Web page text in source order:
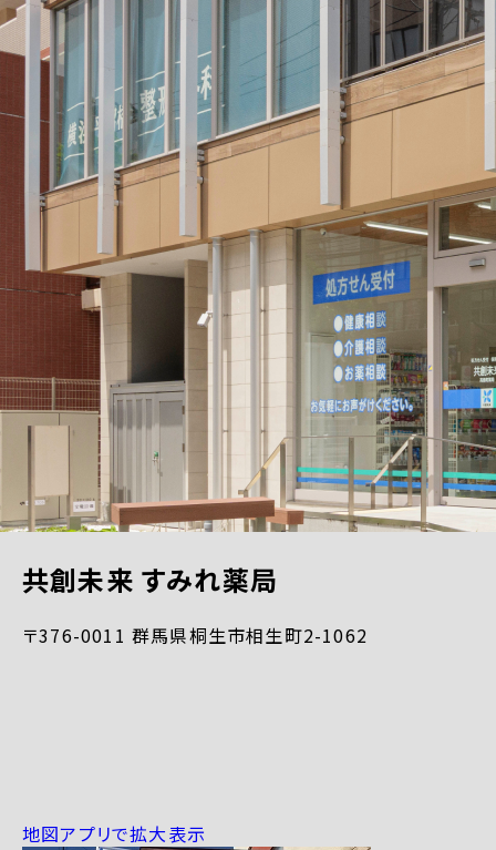
共創未来 すみれ薬局
〒376-0011 群馬県桐生市相生町2-1062
地図アプリで拡大表示